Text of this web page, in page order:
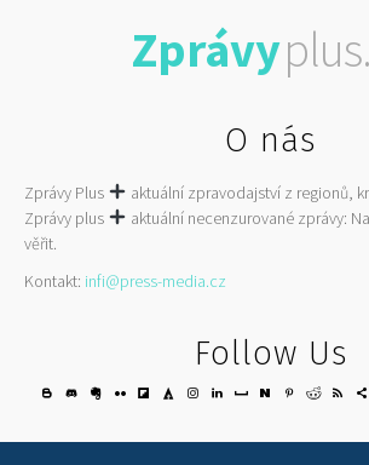
Zprávy
O nás
Zprávy Plus
aktuální zpravodajství z regionů,
Zprávy plus
aktuální necenzurované zprávy:
věřit.
Kontakt: infi@press-media.cz
Follow Us